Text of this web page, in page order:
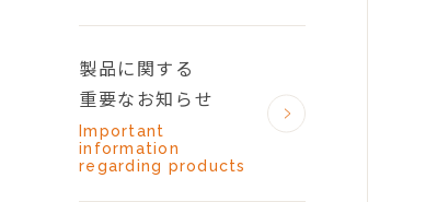
製品に関する
重要なお知らせ
Important
information
regarding products